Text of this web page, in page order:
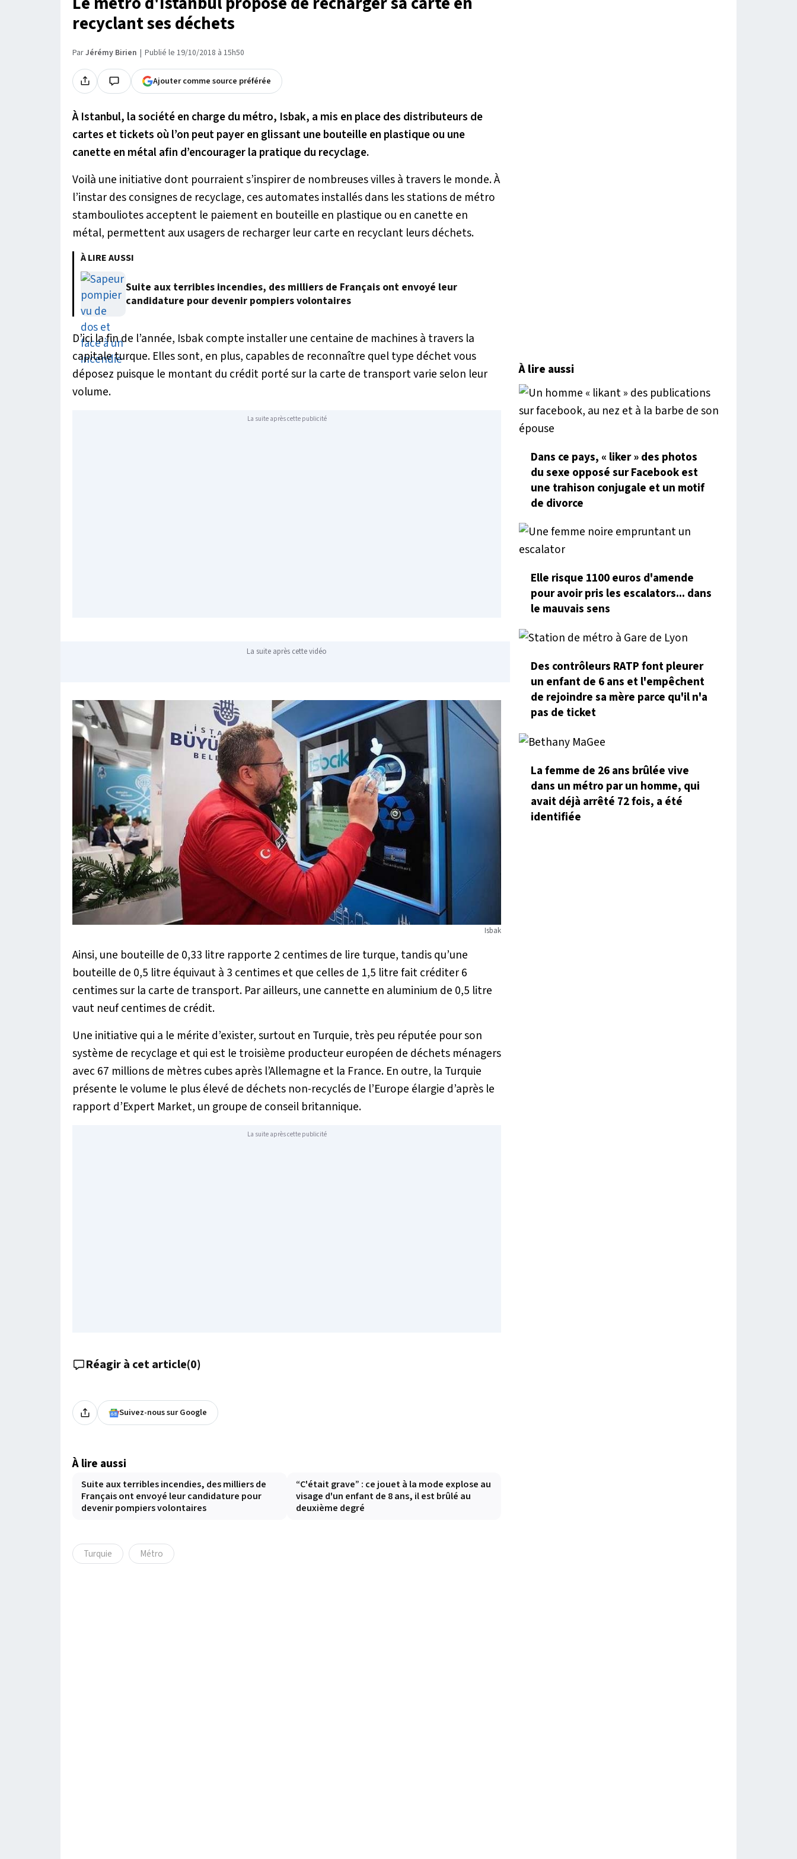
recyclant ses déchets
ParJérémy Birien Publié le 19/10/2018 à 15h50
Ajouter comme source préférée
À Istanbul, la société en charge du métro, Isbak, a mis en place des distributeurs de
cartes et tickets où l’on peut payer en glissant une bouteille en plastique ou une
canette en métal afin d’encourager la pratique du recyclage.
Voilà une initiative dont pourraient s’inspirer de nombreuses villes à travers le monde. À
l’instar des consignes de recyclage, ces automates installés dans les stations de métro
stambouliotes acceptent le paiement en bouteille en plastique ou en canette en
métal, permettent aux usagers de recharger leur carte en recyclant leurs déchets.
À LIRE AUSSI
Suite aux terribles incendies, des milliers de Français ont envoyé leur
candidature pour devenir pompiers volontaires
D’ici la fin de l’année, Isbak compte installer une centaine de machines à travers la
capitale turque. Elles sont, en plus, capables de reconnaître quel type déchet vous
déposez puisque le montant du crédit porté sur la carte de transport varie selon leur
volume.
La suite après cette publicité
La suite après cette vidéo
Isbak
Ainsi, une bouteille de 0,33 litre rapporte 2 centimes de lire turque, tandis qu’une
bouteille de 0,5 litre équivaut à 3 centimes et que celles de 1,5 litre fait créditer 6
centimes sur la carte de transport. Par ailleurs, une cannette en aluminium de 0,5 litre
vaut neuf centimes de crédit.
Une initiative qui a le mérite d’exister, surtout en Turquie, très peu réputée pour son
système de recyclage et qui est le troisième producteur européen de déchets ménagers
avec 67 millions de mètres cubes après l’Allemagne et la France. En outre, la Turquie
présente le volume le plus élevé de déchets non-recyclés de l’Europe élargie d’après le
rapport d’Expert Market, un groupe de conseil britannique.
La suite après cette publicité
Réagir à cet article(0)
Suivez-nous sur Google
À lire aussi
Suite aux terribles incendies, des milliers de
Français ont envoyé leur candidature pour
devenir pompiers volontaires
“C'était grave” : ce jouet à la mode explose au
visage d'un enfant de 8 ans, il est brûlé au
deuxième degré
Turquie Métro
À lire aussi
Dans ce pays, « liker » des photos
du sexe opposé sur Facebook est
une trahison conjugale et un motif
de divorce
Elle risque 1100 euros d'amende
pour avoir pris les escalators... dans
le mauvais sens
Des contrôleurs RATP font pleurer
un enfant de 6 ans et l'empêchent
de rejoindre sa mère parce qu'il n'a
pas de ticket
La femme de 26 ans brûlée vive
dans un métro par un homme, qui
avait déjà arrêté 72 fois, a été
identifiée